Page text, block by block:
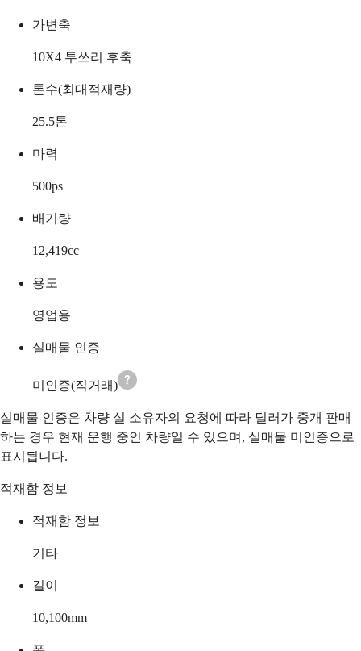
가변축
10X4 투쓰리 후축
톤수(최대적재량)
25.5톤
마력
500ps
배기량
12,419cc
용도
영업용
실매물 인증
미인증(직거래)
실매물 인증은 차량 실 소유자의 요청에 따라 딜러가 중개 판매
하는 경우 현재 운행 중인 차량일 수 있으며, 실매물 미인증으로
표시됩니다.
적재함 정보
적재함 정보
기타
길이
10,100mm